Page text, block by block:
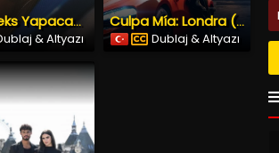
Nasıl Seks Yapacağız? (2023) İzle
& Altyazı
Culpa Mía: Londra (2025) İzle
Dublaj & Altyazı